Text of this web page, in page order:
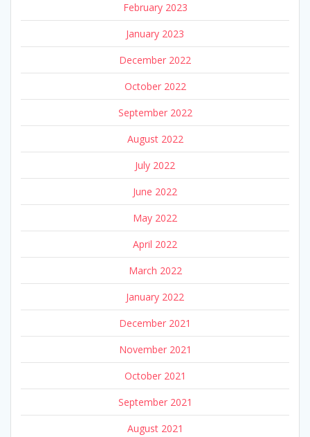
February 2023
January 2023
December 2022
October 2022
September 2022
August 2022
July 2022
June 2022
May 2022
April 2022
March 2022
January 2022
December 2021
November 2021
October 2021
September 2021
August 2021